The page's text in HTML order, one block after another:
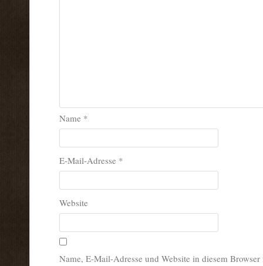
Name *
E-Mail-Adresse *
Website
Name, E-Mail-Adresse und Website in diesem